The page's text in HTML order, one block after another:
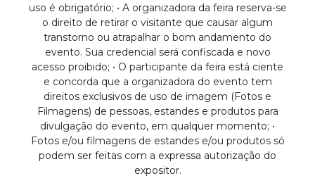
uso é obrigatório; • A organizadora da feira reserva-se
o direito de retirar o visitante que causar algum
transtorno ou atrapalhar o bom andamento do
evento. Sua credencial será confiscada e novo
acesso proibido; • O participante da feira está ciente
e concorda que a organizadora do evento tem
direitos exclusivos de uso de imagem (Fotos e
Filmagens) de pessoas, estandes e produtos para
divulgação do evento, em qualquer momento; •
Fotos e/ou filmagens de estandes e/ou produtos só
podem ser feitas com a expressa autorização do
expositor.